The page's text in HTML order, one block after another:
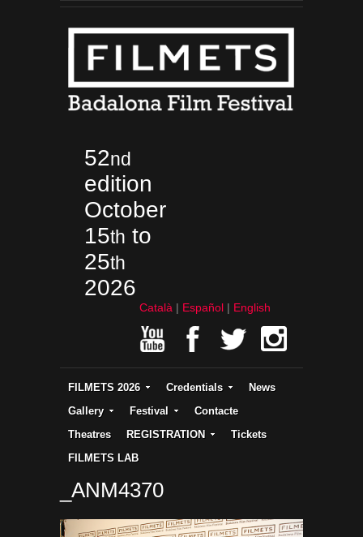
52nd
edition
October
15th to
25th
2026
Català Español English
FILMETS 2026 Credentials
News
Gallery
Festival
Contacte
Theatres
REGISTRATION
Tickets
FILMETS LAB
_ANM4370